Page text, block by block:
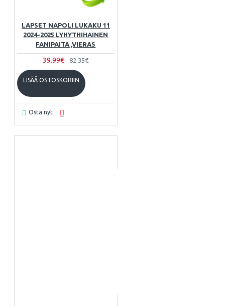
LAPSET NAPOLI LUKAKU 11
2024-2025 LYHYTHIHAINEN
FANIPAITA ,VIERAS
39.99€ 82.35€
LISÄÄ OSTOSKORIIN
Osta nyt